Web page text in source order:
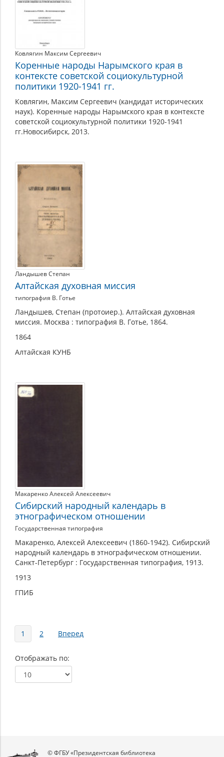
Ковлягин Максим Сергеевич
Коренные народы Нарымского края в
контексте советской социокультурной
политики 1920-1941 гг.
Ковлягин, Максим Сергеевич (кандидат исторических
наук). Коренные народы Нарымского края в контексте
советской социокультурной политики 1920-1941
гг.Новосибирск, 2013.
Ландышев Степан
Алтайская духовная миссия
типография В. Готье
Ландышев, Степан (протоиер.). Алтайская духовная
миссия. Москва : типография В. Готье, 1864.
1864
Алтайская КУНБ
Макаренко Алексей Алексеевич
Сибирский народный календарь в
этнографическом отношении
Государственная типография
Макаренко, Алексей Алексеевич (1860-1942). Сибирский
народный календарь в этнографическом отношении.
Санкт-Петербург : Государственная типография, 1913.
1913
ГПИБ
Страницы
1 2 Вперед
Отображать по
© ФГБУ «Президентская библиотека